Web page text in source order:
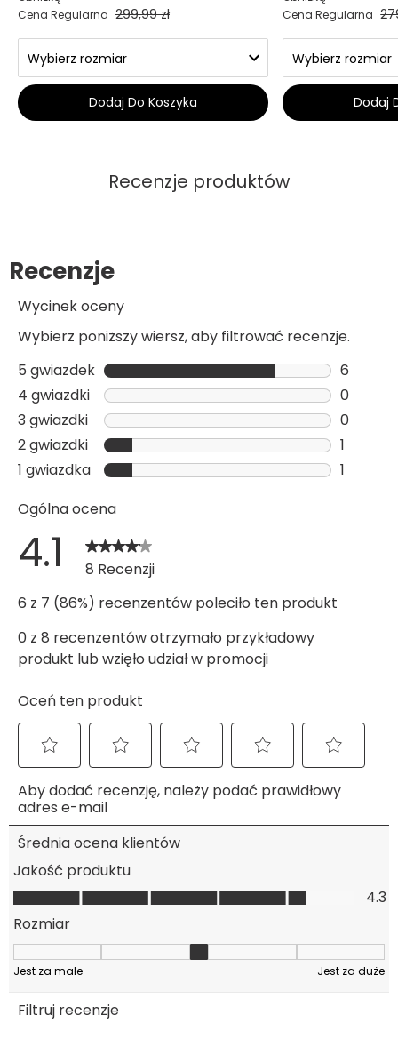
Cena Regularna 299,99 zł
Dodaj Do Koszyka
Cena Regularna
Dodaj
Recenzje produktów